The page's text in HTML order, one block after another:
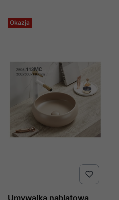
Okazja
Umywalka nablatowa